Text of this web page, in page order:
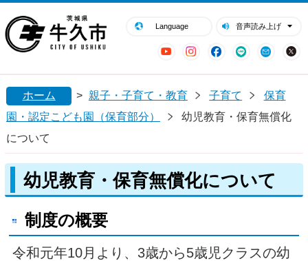
Language 音声読み上げ
YouTubeInstagram
Facebook
LINE Mail
閉じる
ホーム > 親子・子育て・教育 子育て
保育
園・認定こども園（保育部分）
幼児教育・保育無償化
について
幼児教育・保育無償化について
制度の概要
令和元年10月より、3歳から5歳児クラスの幼